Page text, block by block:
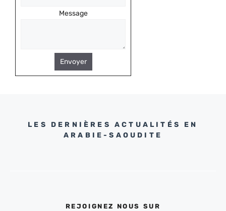
Message
Envoyer
LES DERNIÈRES ACTUALITÉS EN
ARABIE-SAOUDITE
REJOIGNEZ NOUS SUR